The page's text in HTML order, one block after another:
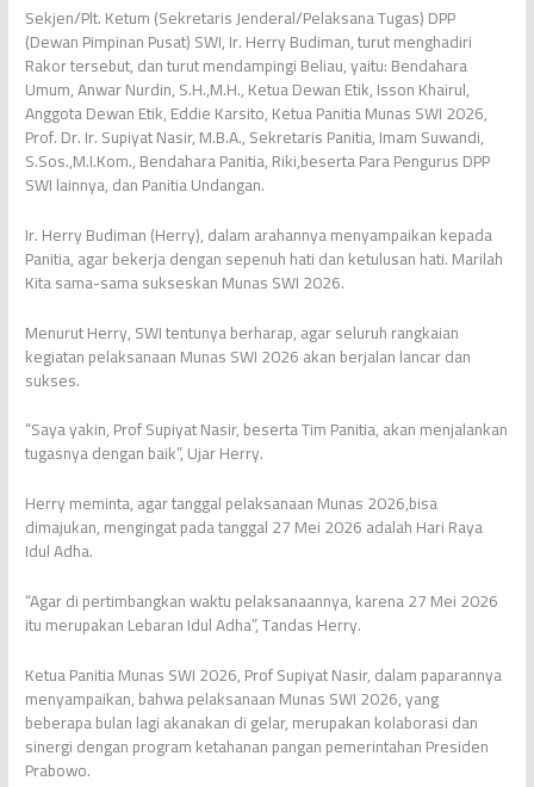
Sekjen/Plt. Ketum (Sekretaris Jenderal/Pelaksana Tugas) DPP
(Dewan Pimpinan Pusat) SWI, Ir. Herry Budiman, turut menghadiri
Rakor tersebut, dan turut mendampingi Beliau, yaitu: Bendahara
Umum, Anwar Nurdin, S.H.,M.H., Ketua Dewan Etik, Isson Khairul,
Anggota Dewan Etik, Eddie Karsito, Ketua Panitia Munas SWI 2026,
Prof. Dr. Ir. Supiyat Nasir, M.B.A., Sekretaris Panitia, Imam Suwandi,
S.Sos.,M.I.Kom., Bendahara Panitia, Riki,beserta Para Pengurus DPP
SWI lainnya, dan Panitia Undangan.
Ir. Herry Budiman (Herry), dalam arahannya menyampaikan kepada
Panitia, agar bekerja dengan sepenuh hati dan ketulusan hati. Marilah
Kita sama-sama sukseskan Munas SWI 2026.
Menurut Herry, SWI tentunya berharap, agar seluruh rangkaian
kegiatan pelaksanaan Munas SWI 2026 akan berjalan lancar dan
sukses.
“Saya yakin, Prof Supiyat Nasir, beserta Tim Panitia, akan menjalankan
tugasnya dengan baik”, Ujar Herry.
Herry meminta, agar tanggal pelaksanaan Munas 2026,bisa
dimajukan, mengingat pada tanggal 27 Mei 2026 adalah Hari Raya
Idul Adha.
“Agar di pertimbangkan waktu pelaksanaannya, karena 27 Mei 2026
itu merupakan Lebaran Idul Adha”, Tandas Herry.
Ketua Panitia Munas SWI 2026, Prof Supiyat Nasir, dalam paparannya
menyampaikan, bahwa pelaksanaan Munas SWI 2026, yang
beberapa bulan lagi akanakan di gelar, merupakan kolaborasi dan
sinergi dengan program ketahanan pangan pemerintahan Presiden
Prabowo.